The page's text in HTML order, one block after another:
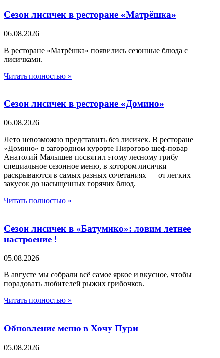
Сезон лисичек в ресторане «Матрёшка»
06.08.2026
В ресторане «Матрёшка» появились сезонные блюда с
лисичками.
Читать полностью »
Сезон лисичек в ресторане «Домино»
06.08.2026
Лето невозможно представить без лисичек. В ресторане
«Домино» в загородном курорте Пирогово шеф-повар
Анатолий Малышев посвятил этому лесному грибу
специальное сезонное меню, в котором лисички
раскрываются в самых разных сочетаниях — от легких
закусок до насыщенных горячих блюд.
Читать полностью »
Сезон лисичек в «Батумико»: ловим летнее
настроение !
05.08.2026
В августе мы собрали всё самое яркое и вкусное, чтобы
порадовать любителей рыжих грибочков.
Читать полностью »
Обновление меню в Хочу Пури
05.08.2026